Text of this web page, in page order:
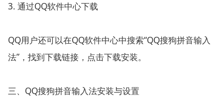
3. 通过QQ软件中心下载
QQ用户还可以在QQ软件中心中搜索“QQ搜狗拼音输入
法”，找到下载链接，点击下载安装。
三、QQ搜狗拼音输入法安装与设置